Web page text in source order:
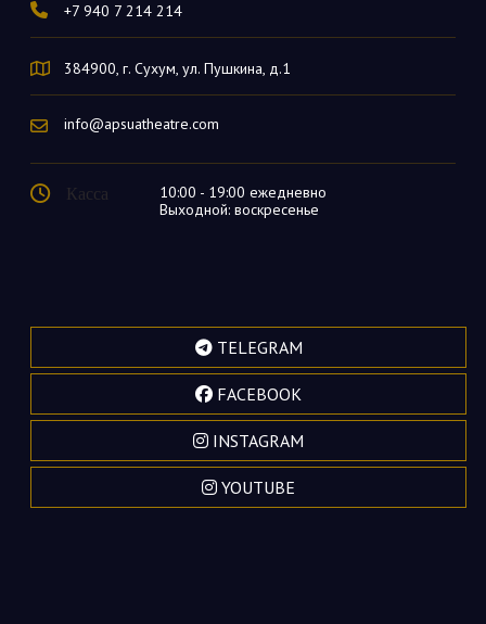
+7 940 7 214 214
384900, г. Сухум, ул. Пушкина, д.1
info@apsuatheatre.com
Касса
10:00 - 19:00 ежедневно
Выходной: воскресенье
TELEGRAM
FACEBOOK
INSTAGRAM
YOUTUBE